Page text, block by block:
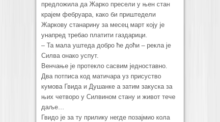
предложила да Жарко пресели у њен стан
крајем фебруара, како би приштедели
Жаркову станарину за месец март коју је
унапред требао платити газдарици.
– Та мала уштеда добро ће доћи – рекла је
Силва онако успут.
Венчање је протекло сасвим једноставно.
Два потписа код матичара уз присуство
кумова Гвида и Душанке а затим закуска за
њих четворо у Силвином стану и живот тече
даље…
Гвидо је за ту прилику негде позајмио кола